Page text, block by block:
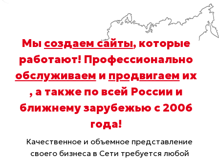
Мы создаем сайты, которые
работают! Профессионально
обслуживаем и продвигаем их
, а также по всей России и
ближнему зарубежью с 2006
года!
Качественное и объемное представление
своего бизнеса в Сети требуется любой